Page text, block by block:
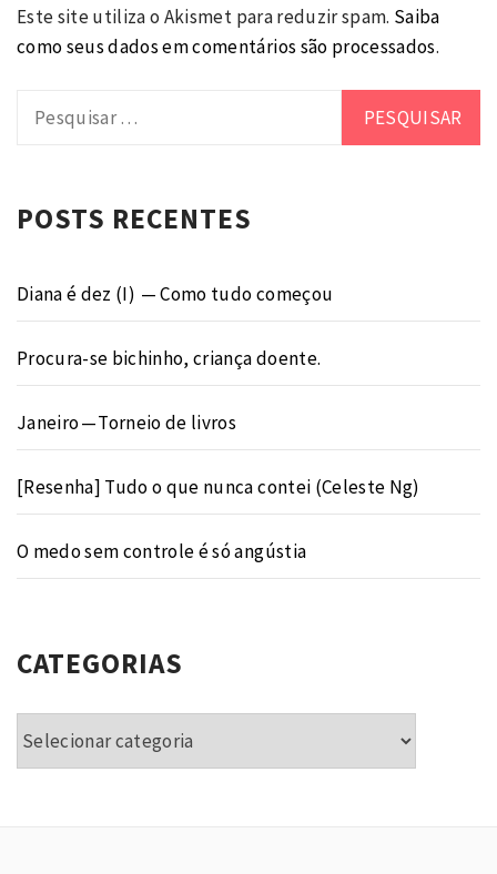
Este site utiliza o Akismet para reduzir spam. Saiba
como seus dados em comentários são processados.
POSTS RECENTES
Diana é dez (I) — Como tudo começou
Procura-se bichinho, criança doente.
Janeiro — Torneio de livros
[Resenha] Tudo o que nunca contei (Celeste Ng)
O medo sem controle é só angústia
CATEGORIAS